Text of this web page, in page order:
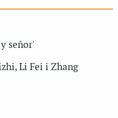
señor'
Li Fei i Zhang